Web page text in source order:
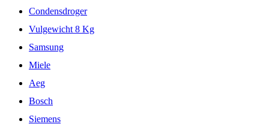
Condensdroger
Vulgewicht 8 Kg
Samsung
Miele
Aeg
Bosch
Siemens